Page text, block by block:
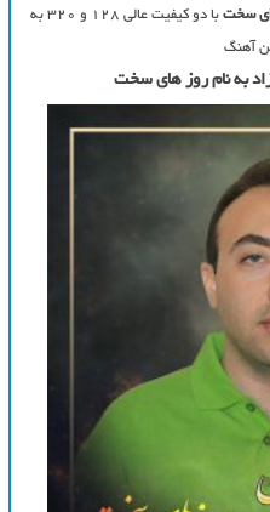
سخت با دو کیفیت عالی ۱۲۸ و ۳۲۰ به
آهنگ
به نام روز های سخت